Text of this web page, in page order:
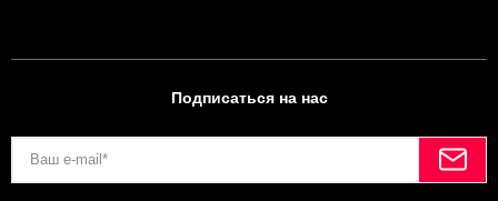
Подписаться на нас